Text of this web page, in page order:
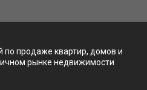
по продаже квартир, домов и
рынке недвижимости